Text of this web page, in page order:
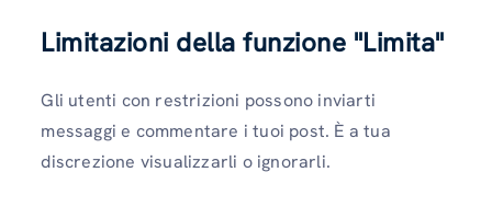
Limitazioni della funzione "Limita"
Gli utenti con restrizioni possono inviarti
messaggi e commentare i tuoi post. È a tua
discrezione visualizzarli o ignorarli.